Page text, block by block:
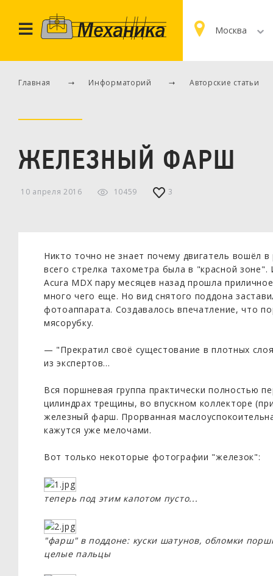
Москва
Главная Информаторий Авторские статьи
ЖЕЛЕЗНЫЙ ФАРШ
10 апреля 2016 10459 3
Никто точно не знает почему двигатель вошёл
всего стрелка тахометра была в "красной
Acura MDX пару месяцев назад прошла
много чего еще. Но вид снятого поддона
фотоаппарата. Создавалось впечатление, что
мясорубку.
— "Прекратил своё сущестование в плотных
из экспертов...
Вся поршневая группа практически полностью
цилиндрах трещины, во впускном коллекторе
железный фарш. Прорванная
кажутся уже мелочами.
Вот только некоторые фотографии "железок":
теперь под этим капотом пусто...
"фарш" в поддоне: куски шатунов, обломки
целые пальцы